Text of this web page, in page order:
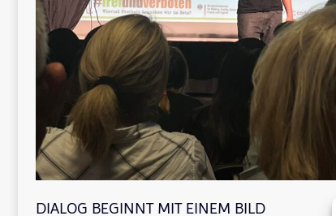
DIALOG BEGINNT MIT EINEM BILD